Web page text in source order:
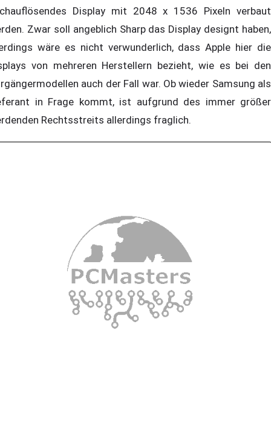
Display mit 2048 x 1536 Pixeln verbaut
Zwar soll angeblich Sharp das Display designt haben,
wäre es nicht verwunderlich, dass Apple hier die
von mehreren Herstellern bezieht, wie es bei den
auch der Fall war. Ob wieder Samsung als
in Frage kommt, ist aufgrund des immer größer
Rechtsstreits allerdings fraglich.